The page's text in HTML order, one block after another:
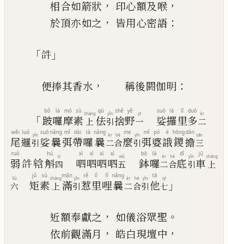
相合如箭狀 ， 印心額及喉 ，
於頂亦如之 ， 皆用心密語 ：
「𤙖 」
便捧其香水 ， 稱後閼伽明 ：
「跛
bǒ
囉
là
摩
mó
素
sù
上
shàng
佉
qū
引
yǐn
捨
shě
野
yě
一
yī
娑
suō
攞
là
里
lǐ
多
duō
二
èr
尾
wěi
邏
luó
引
yǐn
娑
suō
曩
nǎng
弭
mǐ
帶
dài
囉
là
曩
nǎng
二
èr
合
hé
麼
me
引
yǐn
弭
mǐ
婆
pó
誐
é
鑁
hōng
擔
dān
三
sān
弱
ruò
𤙖𤚥斛
hú
四
sì
呬
xì
呬
xì
呬
xì
呬
xì
五
wǔ
鉢
bō
囉
là
二
èr
合
hé
底
dǐ
引
yǐn
車
jū
上
shàng
六
liù
矩
jǔ
素
sù
上
shàng
滿
mǎn
引
yǐn
惹
rě
里
lǐ
哩
lǐ
曩
nǎng
二
èr
合
hé
引
yǐn
他
tā
七
qī 」
近額奉獻之 ， 如儀浴眾聖 。
依前觀滿月 ， 皓白現壇中 ，